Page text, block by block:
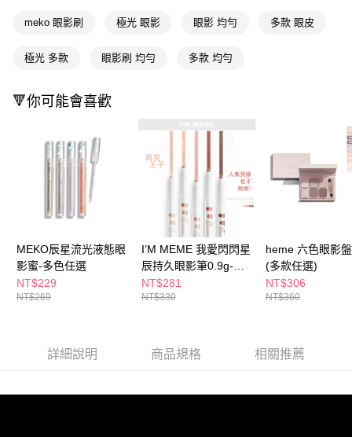
AFTEE先享後付是「在收到商品之後才付款」的支付方式。 讓您購物簡單
便利好安心！
２．便利：只要手機號碼，簡訊認證，即可結帳。
【「AFTEE先享後付」結帳流程】
結帳頁面，進行簡訊認證並確認金額後，即可完成結帳。
２．訂單成立數日內，您將收到繳費通知簡訊。
３．收到繳費通知簡訊後14天內，點擊此簡訊中的連結，可透過四大超商／
ATM／網路銀行／等多元方式進行付款，方視為交易完成。
※ 請注意：結帳手續完成當下不需立刻繳費，但若您需要取消訂單，請聯絡
購買商品的店家。未經商家同意取消之訂單仍視為有效，需透過AFTEE先享
後付繳納相關費用。
※ 交易是否成功請以「AFTEE先享後付 」之結帳頁面顯示為準，若有關於
是否繳費成功／繳費後需取消欲退款等相關疑問，請聯繫「AFTEE先享後付
客戶支援中心」 https://netprotections.freshdesk.com/support/home
【注意事項】
１．透過由恩沛科技股份有限公司提供之「AFTEE先享後付」服務完成之交
https://aftee.tw/terms/#terms3
運送方式
每筆NT$65，滿NT$390(含以上)免運費
每筆NT$65，滿NT$390(含以上)免運費
萊爾富取貨付款
每筆NT$65，滿NT$490(含以上)免運費
每筆NT$65，滿NT$490(含以上)免運費
7-11取貨付款
每筆NT$65，滿NT$490(含以上)免運費
每筆NT$65，滿NT$490(含以上)免運費
meko 眼影刷 極光 眼影 眼影 均勻 多款 眼皮
極光 多款 眼影刷 均勻 多款 均勻
🔻你可能會喜歡
MEKO辰星流光液態眼
影蜜-多色任選
NT$229
NT$269
I’M MEME 我愛閃閃星
辰持久眼影筆0.9g-多
款任選
NT$281
NT$330
heme 六色眼影
(多款任選)
NT$306
NT$360
詳細說明 商品規格 相關推薦